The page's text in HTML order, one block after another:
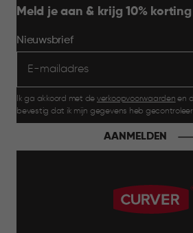
Meld je aan & krijg 10% korting
Nieuwsbrief
Ik ga akkoord met de verkoopvoorwaarden en
bevestig dat ik mijn gegevens heb
AANMELDEN